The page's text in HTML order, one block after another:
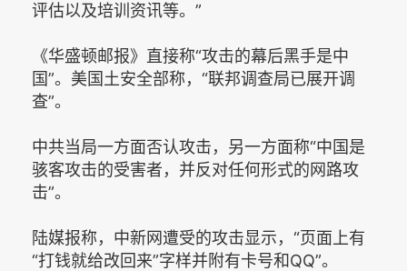
评估以及培训资讯等。”
《华盛顿邮报》直接称“攻击的幕后黑手是中
国”。美国土安全部称，“联邦调查局已展开调
查”。
中共当局一方面否认攻击，另一方面称“中国是
骇客攻击的受害者，并反对任何形式的网路攻
击”。
陆媒报称，中新网遭受的攻击显示，“页面上有
“打钱就给改回来”字样并附有卡号和QQ”。